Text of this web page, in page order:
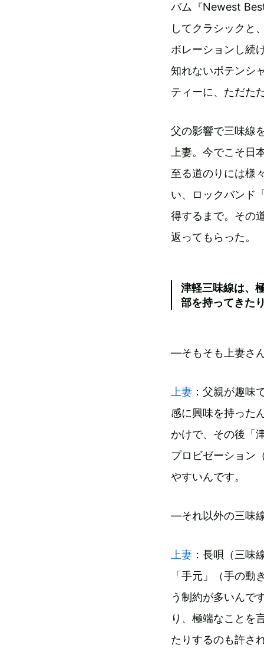
バム『Newest
してクラシックと
ボレーションし続
知れないポテンシ
ティーに、ただた
父の影響で三味線
上妻。今でこそ日
至る道のりには様
い、ロックバンド
得するまで。その
返ってもらった。
津軽三味線は、
部を持ってきた
―そもそも上妻さ
上妻 ：父親が趣味
感に興味を持った
かけで、その後「
プロビゼーション
やすいんです。
―それ以外の三味
上妻 ：長唄（三味
「手元」（手の
う制約が多いんで
り、極端なことを
たりするのも許さ